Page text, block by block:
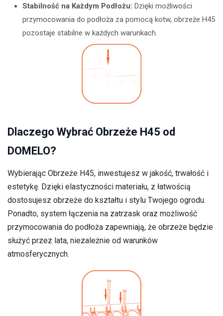
Stabilność na Każdym Podłożu: Dzięki możliwości
przymocowania do podłoża za pomocą kotw, obrzeże H45
pozostaje stabilne w każdych warunkach.
Dlaczego Wybrać Obrzeże H45 od
DOMELO?
Wybierając Obrzeże H45, inwestujesz w jakość, trwałość i
estetykę. Dzięki elastyczności materiału, z łatwością
dostosujesz obrzeże do kształtu i stylu Twojego ogrodu.
Ponadto, system łączenia na zatrzask oraz możliwość
przymocowania do podłoża zapewniają, że obrzeże będzie
służyć przez lata, niezależnie od warunków
atmosferycznych.